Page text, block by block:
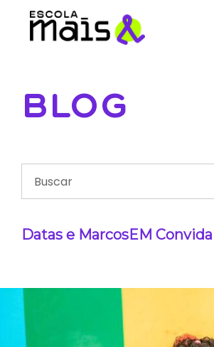
BLOG
Datas e MarcosEM Convida